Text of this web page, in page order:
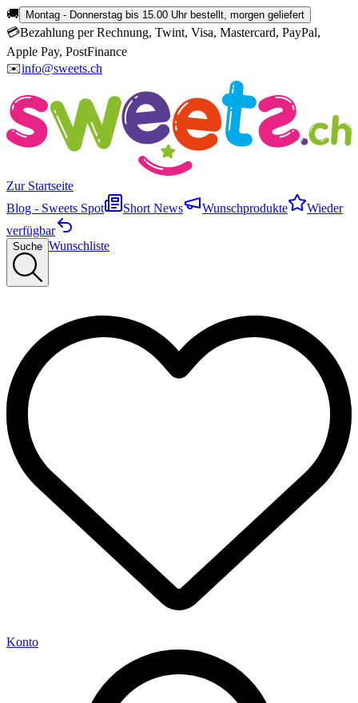
🚚 Montag - Donnerstag bis 15.00 Uhr bestellt, morgen geliefert
💳Bezahlung per Rechnung, Twint, Visa, Mastercard, PayPal,
Apple Pay, PostFinance
✉️info@sweets.ch
Zur Startseite
Blog - Sweets Spot
Short News Wunschprodukte
Wieder
verfügbar
Suche Wunschliste
Konto